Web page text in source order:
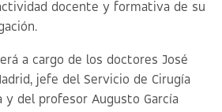
docente y formativa de su
a cargo de los doctores José
jefe del Servicio de Cirugía
y del profesor Augusto García